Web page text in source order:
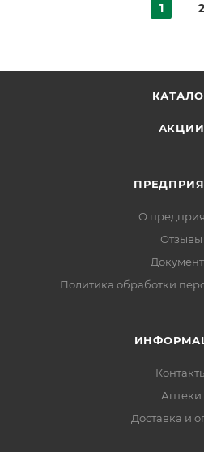
1 2
АКЦИИ
О
Отзывы
Политика обработки
Аптеки
Доставка и